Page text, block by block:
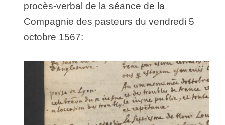
procès-verbal de la séance de la
Compagnie des pasteurs du vendredi 5
octobre 1567: